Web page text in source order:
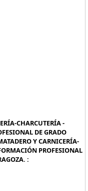
CHARCUTERÍA -
DE GRADO
Y CARNICERÍA-
PROFESIONAL
: